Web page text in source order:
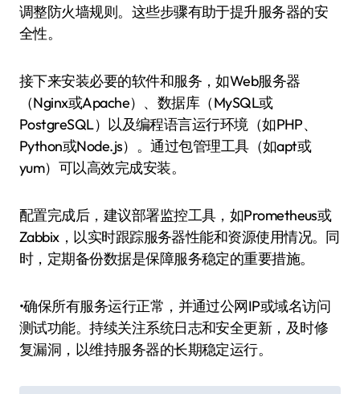
调整防火墙规则。这些步骤有助于提升服务器的安
全性。
接下来安装必要的软件和服务，如Web服务器
（Nginx或Apache）、数据库（MySQL或
PostgreSQL）以及编程语言运行环境（如PHP、
Python或Node.js）。通过包管理工具（如apt或
yum）可以高效完成安装。
配置完成后，建议部署监控工具，如Prometheus或
Zabbix，以实时跟踪服务器性能和资源使用情况。同
时，定期备份数据是保障服务稳定的重要措施。
•确保所有服务运行正常，并通过公网IP或域名访问
测试功能。持续关注系统日志和安全更新，及时修
复漏洞，以维持服务器的长期稳定运行。